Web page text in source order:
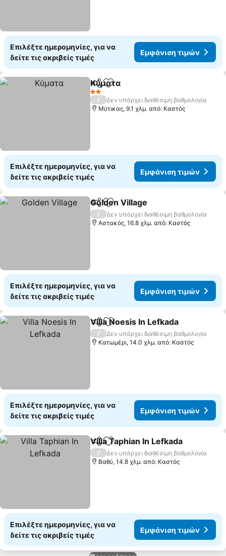
Επιλέξτε ημερομηνίες, για να
δείτε τις ακριβείς τιμές
Εμφάνιση τιμών
Κοινοποίηση
Προσθήκη στα αγαπημένα
Κύματα
2 Αστέρια
/
Δεν υπάρχει διαθέσιμη βαθμολογία
Μύτικας, 9.1 χλμ. από: Καστός
Επιλέξτε ημερομηνίες, για να
δείτε τις ακριβείς τιμές
Εμφάνιση τιμών
Κοινοποίηση
Προσθήκη στα αγαπημένα
Golden Village
/
Δεν υπάρχει διαθέσιμη βαθμολογία
Αστακός, 16.8 χλμ. από: Καστός
Επιλέξτε ημερομηνίες, για να
δείτε τις ακριβείς τιμές
Εμφάνιση τιμών
Κοινοποίηση
Προσθήκη στα αγαπημένα
Villa Noesis In Lefkada
/
Δεν υπάρχει διαθέσιμη βαθμολογία
Κατωμέρι, 14.0 χλμ. από: Καστός
Επιλέξτε ημερομηνίες, για να
δείτε τις ακριβείς τιμές
Εμφάνιση τιμών
Κοινοποίηση
Προσθήκη στα αγαπημένα
Villa Taphian In Lefkada
/
Δεν υπάρχει διαθέσιμη βαθμολογία
Βαθύ, 14.8 χλμ. από: Καστός
Επιλέξτε ημερομηνίες, για να
δείτε τις ακριβείς τιμές
Εμφάνιση τιμών